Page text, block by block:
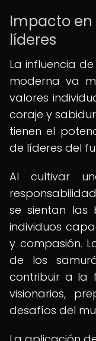
Impacto
líderes
La influencia
moderna va
valores
coraje y
tienen el
de líderes del
Al cultivar
se sientan las
individuos
y compasión.
de los
contribuir a la
visionarios,
desafíos del